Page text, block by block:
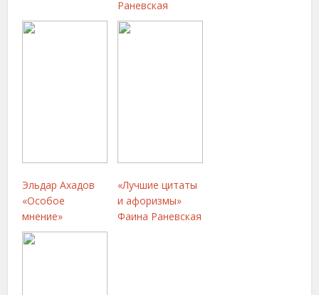
Раневская
Эльдар Ахадов
«Особое
мнение»
«Лучшие цитаты
и афоризмы»
Фаина Раневская